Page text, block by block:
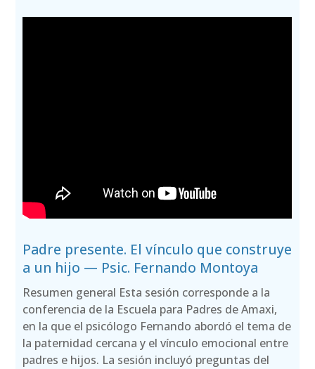
Padre presente. El vínculo que construye
a un hijo — Psic. Fernando Montoya
Resumen general Esta sesión corresponde a la
conferencia de la Escuela para Padres de Amaxi,
en la que el psicólogo Fernando abordó el tema de
la paternidad cercana y el vínculo emocional entre
padres e hijos. La sesión incluyó preguntas del